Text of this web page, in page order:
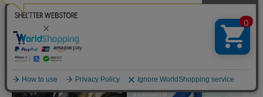
に戻る